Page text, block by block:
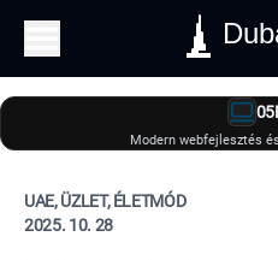
Modern webfejlesztés
UAE, ÜZLET, ÉLETMÓD
2025. 10. 28